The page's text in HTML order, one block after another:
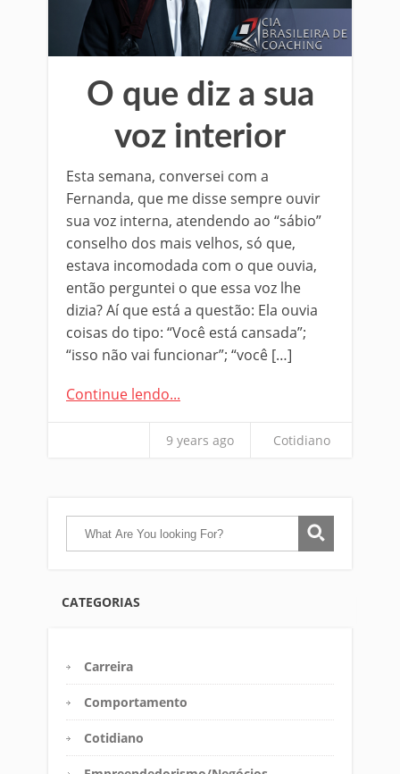
O que diz a sua
voz interior
Esta semana, conversei com a
Fernanda, que me disse sempre ouvir
sua voz interna, atendendo ao “sábio”
conselho dos mais velhos, só que,
estava incomodada com o que ouvia,
então perguntei o que essa voz lhe
dizia? Aí que está a questão: Ela ouvia
coisas do tipo: “Você está cansada”;
“isso não vai funcionar”; “você […]
Continue lendo...
9 years ago Cotidiano
CATEGORIAS
Carreira
Comportamento
Cotidiano